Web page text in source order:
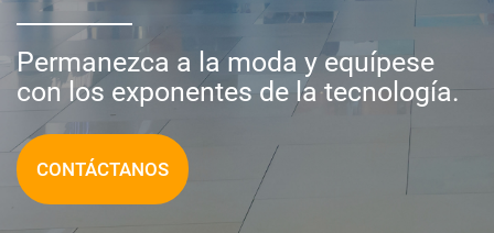
Permanezca a la moda y equípese
con los exponentes de la tecnología.
CONTÁCTANOS